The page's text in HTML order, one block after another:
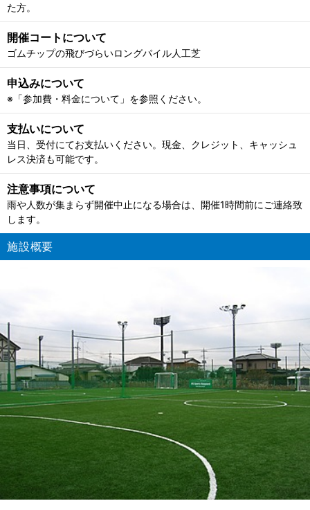
た方。
開催コートについて
ゴムチップの飛びづらいロングパイル人工芝
申込みについて
※「参加費・料金について」を参照ください。
支払いについて
当日、受付にてお支払いください。現金、クレジット、キャッシュ
レス決済も可能です。
注意事項について
雨や人数が集まらず開催中止になる場合は、開催1時間前にご連絡致
します。
施設概要